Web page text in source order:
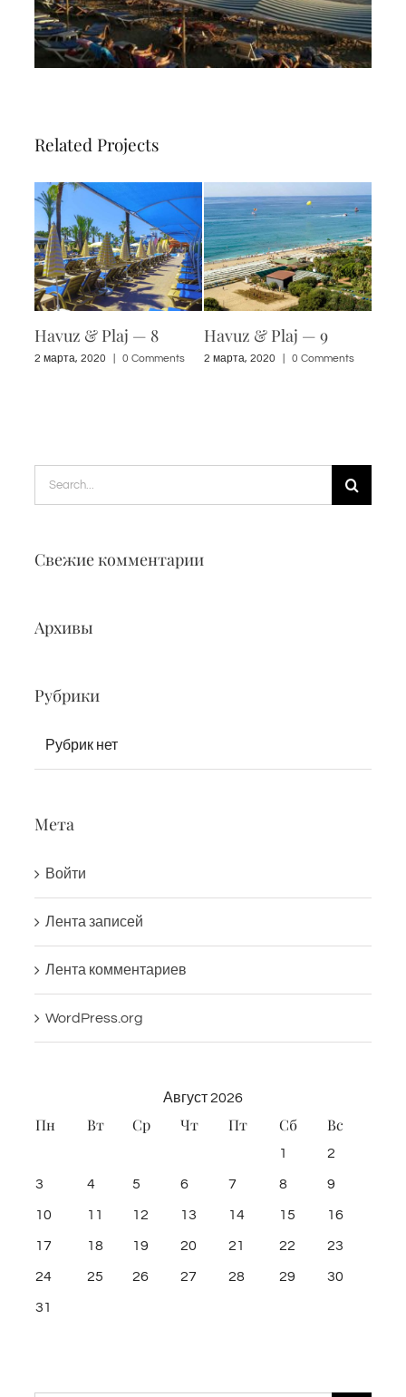
Related Projects
Havuz & Plaj — 8
2 марта, 2020 0 Comments
Havuz & Plaj — 9
2 марта, 2020 0 Comments
Search
for:
Свежие комментарии
Архивы
Рубрики
Рубрик нет
Мета
Войти
Лента записей
Лента комментариев
WordPress.org
Август 2026
Пн Вт Ср Чт Пт Сб Вс
1 2
3 4 5 6 7 8 9
10 11 12 13 14 15 16
17 18 19 20 21 22 23
24 25 26 27 28 29 30
31